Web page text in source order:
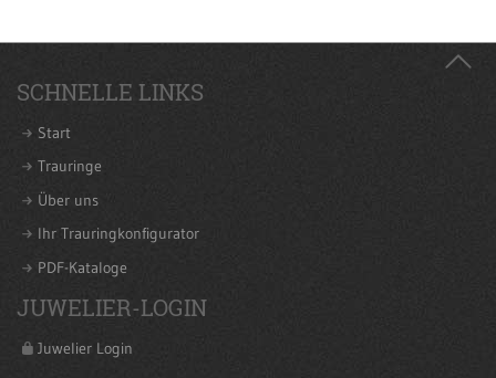
SCHNELLE LINKS
Start
Trauringe
Über uns
Ihr Trauringkonfigurator
PDF-Kataloge
JUWELIER-LOGIN
Juwelier Login